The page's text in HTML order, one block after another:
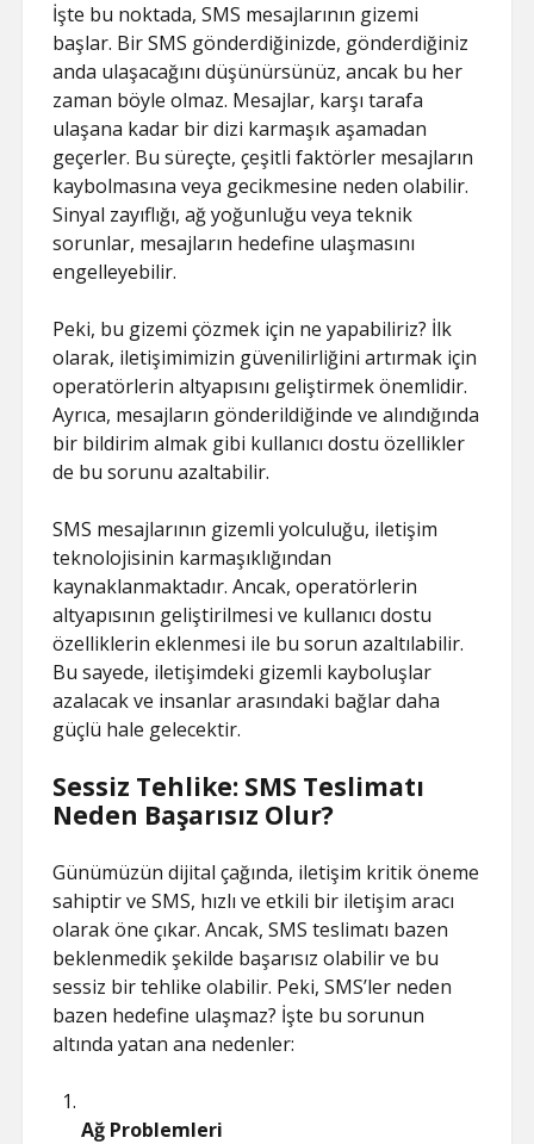
İşte bu noktada, SMS mesajlarının gizemi
başlar. Bir SMS gönderdiğinizde, gönderdiğiniz
anda ulaşacağını düşünürsünüz, ancak bu her
zaman böyle olmaz. Mesajlar, karşı tarafa
ulaşana kadar bir dizi karmaşık aşamadan
geçerler. Bu süreçte, çeşitli faktörler mesajların
kaybolmasına veya gecikmesine neden olabilir.
Sinyal zayıflığı, ağ yoğunluğu veya teknik
sorunlar, mesajların hedefine ulaşmasını
engelleyebilir.
Peki, bu gizemi çözmek için ne yapabiliriz? İlk
olarak, iletişimimizin güvenilirliğini artırmak için
operatörlerin altyapısını geliştirmek önemlidir.
Ayrıca, mesajların gönderildiğinde ve alındığında
bir bildirim almak gibi kullanıcı dostu özellikler
de bu sorunu azaltabilir.
SMS mesajlarının gizemli yolculuğu, iletişim
teknolojisinin karmaşıklığından
kaynaklanmaktadır. Ancak, operatörlerin
altyapısının geliştirilmesi ve kullanıcı dostu
özelliklerin eklenmesi ile bu sorun azaltılabilir.
Bu sayede, iletişimdeki gizemli kayboluşlar
azalacak ve insanlar arasındaki bağlar daha
güçlü hale gelecektir.
Sessiz Tehlike: SMS Teslimatı
Neden Başarısız Olur?
Günümüzün dijital çağında, iletişim kritik öneme
sahiptir ve SMS, hızlı ve etkili bir iletişim aracı
olarak öne çıkar. Ancak, SMS teslimatı bazen
beklenmedik şekilde başarısız olabilir ve bu
sessiz bir tehlike olabilir. Peki, SMS’ler neden
bazen hedefine ulaşmaz? İşte bu sorunun
altında yatan ana nedenler:
Ağ Problemleri